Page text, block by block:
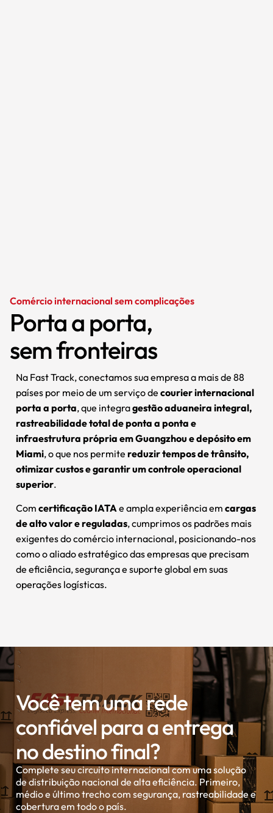
Comércio internacional sem complicações
Porta a porta,
sem fronteiras
Na Fast Track, conectamos sua empresa a mais de 88
países por meio de um serviço de courier internacional
porta a porta, que integragestão aduaneira integral,
rastreabilidade total de ponta a ponta e
infraestrutura própria em Guangzhou e depósito em
Miami, o que nos permite reduzir tempos de trânsito,
otimizar custos e garantir um controle operacional
superior.
Com certificação IATAe ampla experiência em cargas
de alto valor e reguladas, cumprimos os padrões mais
exigentes do comércio internacional, posicionando-nos
como o aliado estratégico das empresas que precisam
de eficiência, segurança e suporte global em suas
operações logísticas.
Você tem uma rede
confiável para a entrega
no destino final?
Complete seu circuito internacional com uma solução
de distribuição nacional de alta eficiência. Primeiro,
médio e último trecho com segurança, rastreabilidade e
cobertura em todo o país.